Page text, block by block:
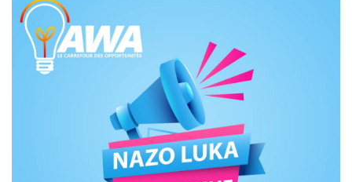
MON COMPTE
AWASHOP
VEILLE JURIDIQUE ET FISCALE
LES ANALYSES